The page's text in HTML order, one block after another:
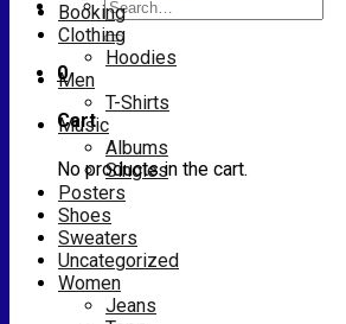
Search
for:
0
Cart
No products in the cart.
Booking
Clothing
Hoodies
Men
T-Shirts
Music
Albums
Singles
Posters
Shoes
Sweaters
Uncategorized
Women
Jeans